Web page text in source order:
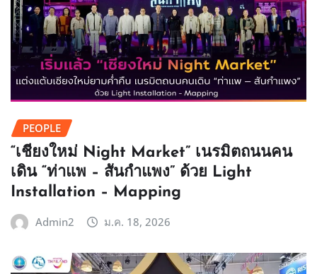
PEOPLE
“เชียงใหม่ Night Market” เนรมิตถนนคน
เดิน “ท่าแพ – สันกำแพง” ด้วย Light
Installation – Mapping
Admin2 ม.ค. 18, 2026